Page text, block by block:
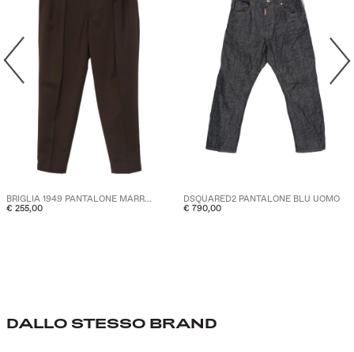
BRIGLIA 1949 PANTALONE MARR...
€ 255,00
DSQUARED2 PANTALONE BLU UOMO
€ 790,00
DALLO STESSO BRAND